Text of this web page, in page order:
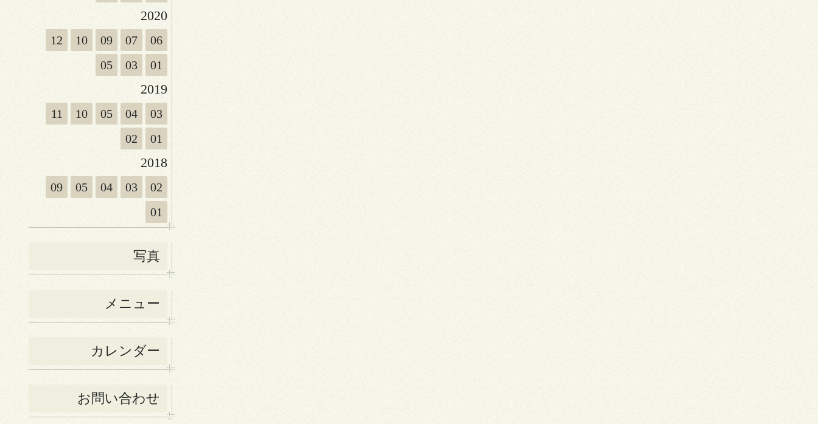
2020
12 10 09 07
06
05
03 01
2019
11 10 05 04
03
02
01
2018
09 05 04 03
02
01
写真
メニュー
カレンダー
お問い合わせ